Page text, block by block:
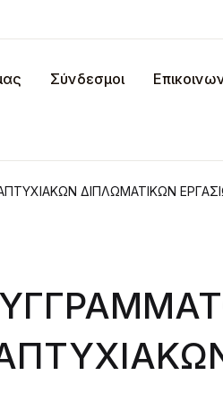
Σύνδεσμοι
ΔΙΠΛΩΜΑΤΙΚΩΝ